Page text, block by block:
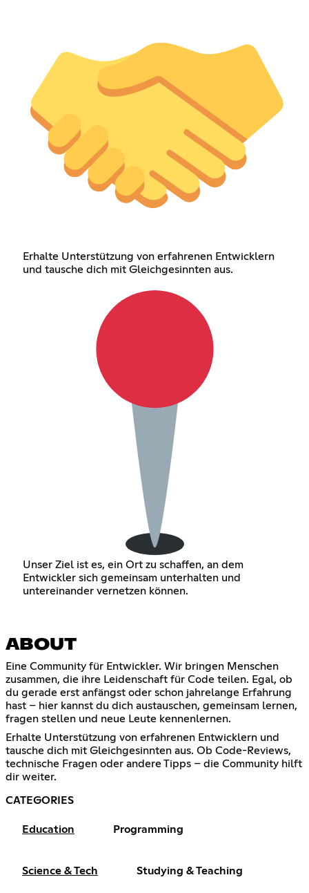
Erhalte Unterstützung von erfahrenen Entwicklern
und tausche dich mit Gleichgesinnten aus.
Unser Ziel ist es, ein Ort zu schaffen, an dem
Entwickler sich gemeinsam unterhalten und
untereinander vernetzen können.
ABOUT
Eine Community für Entwickler. Wir bringen Menschen
zusammen, die ihre Leidenschaft für Code teilen. Egal, ob
du gerade erst anfängst oder schon jahrelange Erfahrung
hast – hier kannst du dich austauschen, gemeinsam lernen,
fragen stellen und neue Leute kennenlernen.
Erhalte Unterstützung von erfahrenen Entwicklern und
tausche dich mit Gleichgesinnten aus. Ob Code-Reviews,
technische Fragen oder andere Tipps – die Community hilft
dir weiter.
CATEGORIES
Education Programming
Science & Tech Studying & Teaching